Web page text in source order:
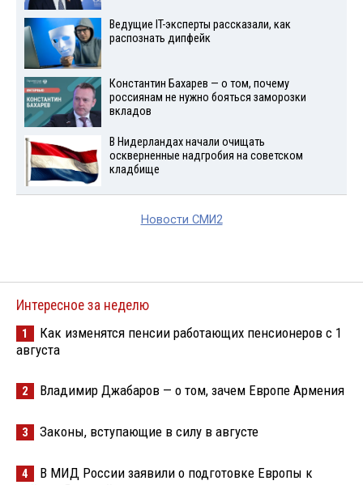
Ведущие IT-эксперты рассказали, как
распознать дипфейк
Константин Бахарев — о том, почему
россиянам не нужно бояться заморозки
вкладов
В Нидерландах начали очищать
оскверненные надгробия на советском
кладбище
Новости СМИ2
Интересное за неделю
1
Как изменятся пенсии работающих пенсионеров с 1
августа
2 Владимир Джабаров — о том, зачем Европе Армения
3 Законы, вступающие в силу в августе
4
В МИД России заявили о подготовке Европы к